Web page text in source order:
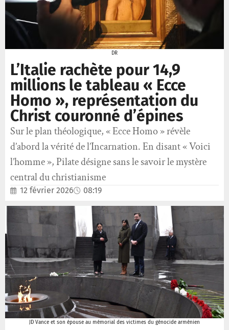
DR
L’Italie rachète pour 14,9
millions le tableau « Ecce
Homo », représentation du
Christ couronné d’épines
Sur le plan théologique, « Ecce Homo » révèle
d’abord la vérité de l’Incarnation. En disant « Voici
l’homme », Pilate désigne sans le savoir le mystère
central du christianisme
12 février 2026 08:19
JD Vance et son épouse au mémorial des victimes du génocide arménien